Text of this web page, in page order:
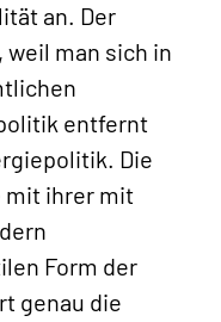
an. Der
man sich in
entfernt
Die
mit ihrer mit
Form der
genau die